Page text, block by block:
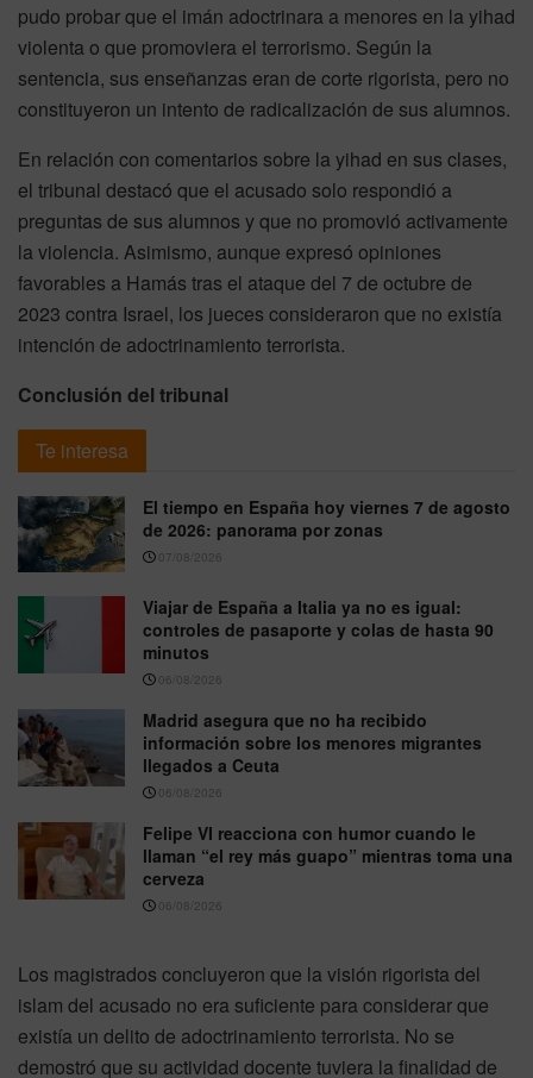
pudo probar que el imán adoctrinara a menores en la yihad
violenta o que promoviera el terrorismo. Según la
sentencia, sus enseñanzas eran de corte rigorista, pero no
constituyeron un intento de radicalización de sus alumnos.
En relación con comentarios sobre la yihad en sus clases,
el tribunal destacó que el acusado solo respondió a
preguntas de sus alumnos y que no promovió activamente
la violencia. Asimismo, aunque expresó opiniones
favorables a Hamás tras el ataque del 7 de octubre de
2023 contra Israel, los jueces consideraron que no existía
intención de adoctrinamiento terrorista.
Conclusión del tribunal
Te interesa
El tiempo en España hoy viernes 7 de agosto
de 2026: panorama por zonas
07/08/2026
Viajar de España a Italia ya no es igual:
controles de pasaporte y colas de hasta 90
minutos
06/08/2026
Madrid asegura que no ha recibido
información sobre los menores migrantes
llegados a Ceuta
06/08/2026
Felipe VI reacciona con humor cuando le
llaman “el rey más guapo” mientras toma una
cerveza
06/08/2026
Los magistrados concluyeron que la visión rigorista del
islam del acusado no era suficiente para considerar que
existía un delito de adoctrinamiento terrorista. No se
demostró que su actividad docente tuviera la finalidad de